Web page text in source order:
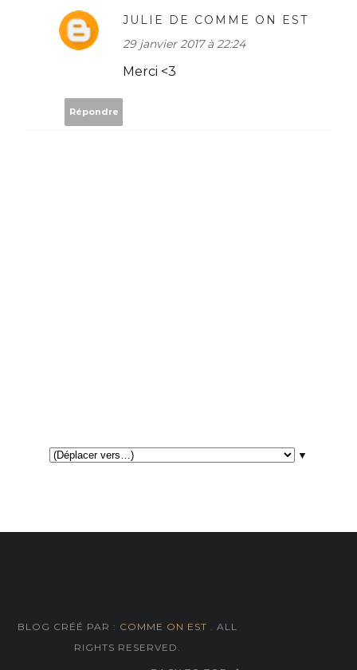
JULIE DE COMME ON EST
29 janvier 2017 à 22:24
Merci <3
Répondre
▼
BLOG CRÉÉ PAR : COMME ON EST
. ALL
RIGHTS RESERVED.